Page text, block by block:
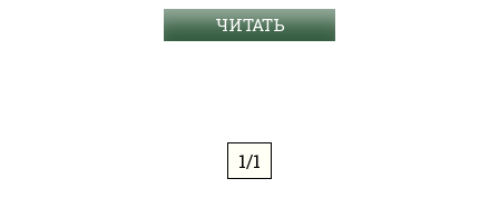
ЧИТАТЬ
1/1